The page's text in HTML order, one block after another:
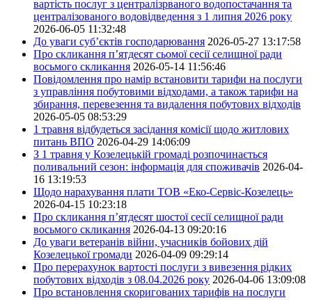
вартість послуг з централізрваного водопостачання та
централізованого водовідведення з 1 липня 2026 року
2026-06-05 11:32:48
До уваги суб’єктів господарювання 2026-05-27 13:17:58
Про скликання п’ятдесят сьомої сесії селищної ради
восьмого скликання 2026-05-14 11:56:46
Повідомлення про намір встановити тарифи на послуги
з управління побутовими відходами, а також тарифи на
збирання, перевезення та видалення побутових відходів
2026-05-05 08:53:29
1 травня відбудеться засідання комісії щодо житлових
питань ВПО 2026-04-29 14:06:09
З 1 травня у Козелецькій громаді розпочинається
поливальний сезон: інформація для споживачів 2026-04-
16 13:19:53
Щодо нарахування плати ТОВ «Еко-Сервіс-Козелець»
2026-04-15 10:23:18
Про скликання п’ятдесят шостої сесії селищної ради
восьмого скликання 2026-04-13 09:20:16
До уваги ветеранів війни, учасників бойових дій
Козелецької громади 2026-04-09 09:29:14
Про перерахунок вартості послуги з вивезення рідких
побутових відходів з 08.04.2026 року 2026-04-06 13:09:08
Про встановлення скоригованих тарифів на послуги